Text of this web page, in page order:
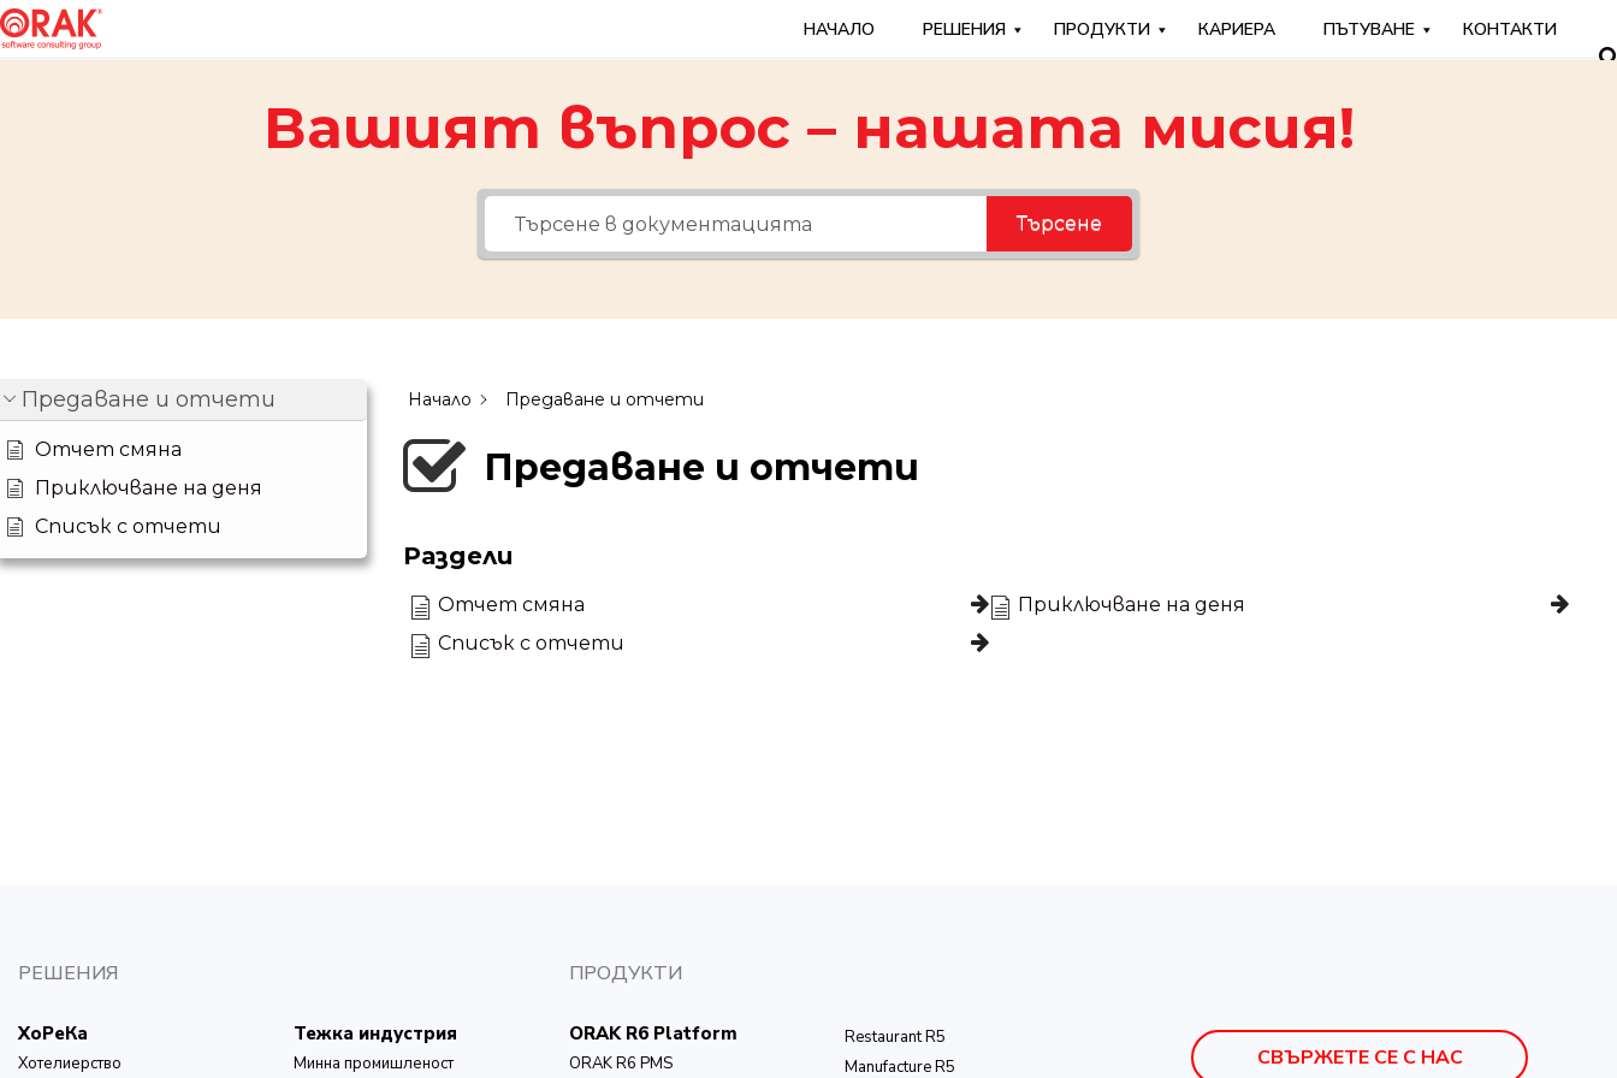
НАЧАЛО РЕШЕНИЯ ПРОДУКТИ КАРИЕРА ПЪТУВАНЕ КОНТАКТИ
Вашият въпрос – нашата мисия!
Търсене
Предаване и отчети
Отчет смяна
Приключване на деня
Списък с отчети
Начало Предаване и отчети
Предаване и отчети
Раздели
Отчет смяна
Приключване на деня
Списък с отчети
РЕШЕНИЯ
ХоРеКа
Хотелиерство
Тежка индустрия
Минна промишленост
ПРОДУКТИ
ORAK R6 Platform
ORAK R6 PMS
Restaurant R5
Manufacture R5
СВЪРЖЕТЕ СЕ С НАС